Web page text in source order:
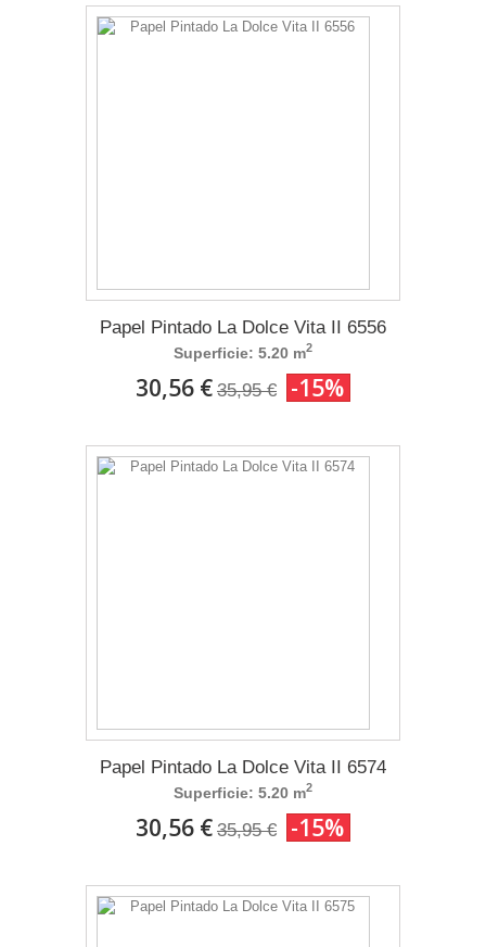
Papel Pintado La Dolce Vita II 6556
Superficie: 5.20 m2
30,56 € 35,95 € -15%
Papel Pintado La Dolce Vita II 6574
Superficie: 5.20 m2
30,56 € 35,95 € -15%